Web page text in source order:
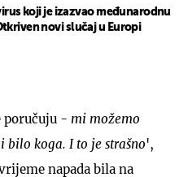
koji je izazvao međunarodnu
novi slučaj u Europi
poručuju - mi možemo
bilo koga. I to je strašno',
napada bila na